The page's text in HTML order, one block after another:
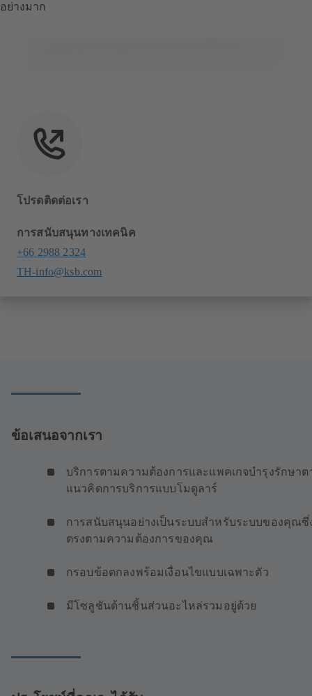
อย่างมาก
โปรดติดต่อเรา
การสนับสนุนทางเทคนิค
+66 2988 2324
TH-info@ksb.com
ข้อเสนอจากเรา
บริการตามความต้องการและแพคเกจบำรุงรักษาต
แนวคิดการบริการแบบโมดูลาร์
การสนับสนุนอย่างเป็นระบบสำหรับระบบของคุณซึ่
ตรงตามความต้องการของคุณ
กรอบข้อตกลงพร้อมเงื่อนไขแบบเฉพาะตัว
มีโซลูชันด้านชิ้นส่วนอะไหล่รวมอยู่ด้วย